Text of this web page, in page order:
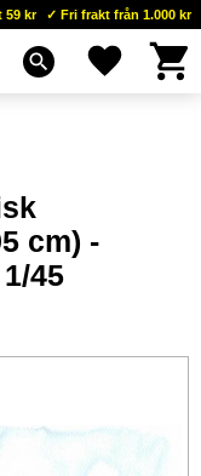
59 kr Fri frakt från 1.000 kr
search Favoriter
cm) -
45